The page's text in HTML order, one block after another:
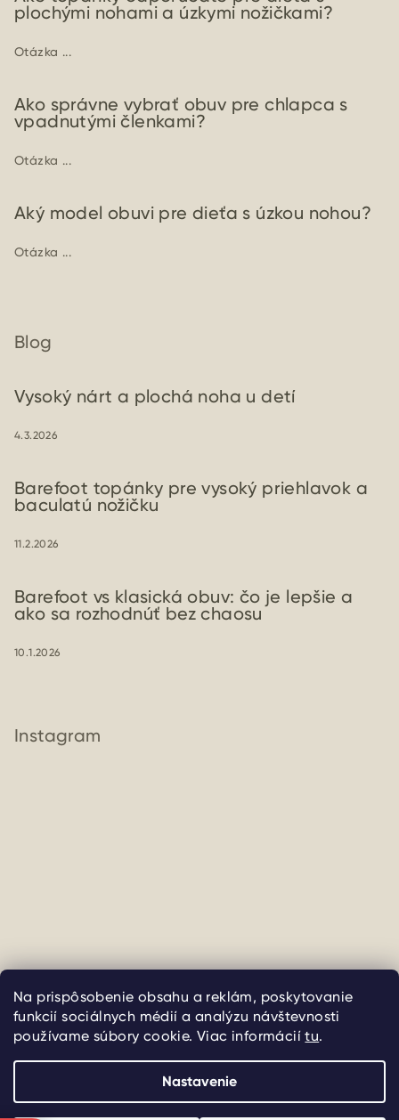
Na prispôsobenie obsahu a reklám, poskytovanie
funkcií sociálnych médií a analýzu návštevnosti
používame súbory cookie. Viac informáciítu.
Nastavenie
plochými nohami a úzkymi nožičkami?
Otázka ...
Ako správne vybrať obuv pre chlapca s
vpadnutými členkami?
Otázka ...
Aký model obuvi pre dieťa s úzkou nohou?
Otázka ...
Blog
Vysoký nárt a plochá noha u detí
4.3.2026
Barefoot topánky pre vysoký priehlavok a
baculatú nožičku
11.2.2026
Barefoot vs klasická obuv: čo je lepšie a
ako sa rozhodnúť bez chaosu
10.1.2026
Instagram
Sledovať na Instagrame
Copyright 2026uliate. Všetky práva vyhradené.
Vytvoril Shoptet